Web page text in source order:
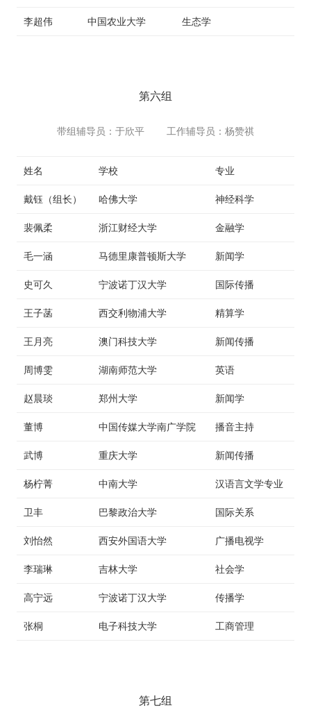
李超伟 中国农业大学 生态学
第六组
带组辅导员：于欣平 工作辅导员：杨赞祺
姓名 学校 专业
戴钰（组长） 哈佛大学 神经科学
裴佩柔 浙江财经大学 金融学
毛一涵 马德里康普顿斯大学 新闻学
史可久 宁波诺丁汉大学 国际传播
王子菡 西交利物浦大学 精算学
王月亮 澳门科技大学 新闻传播
周博雯 湖南师范大学 英语
赵晨琰 郑州大学 新闻学
董博 中国传媒大学南广学院 播音主持
武博 重庆大学 新闻传播
杨柠菁 中南大学 汉语言文学专业
卫丰 巴黎政治大学 国际关系
刘怡然 西安外国语大学 广播电视学
李瑞琳 吉林大学 社会学
高宁远 宁波诺丁汉大学 传播学
张桐 电子科技大学 工商管理
第七组